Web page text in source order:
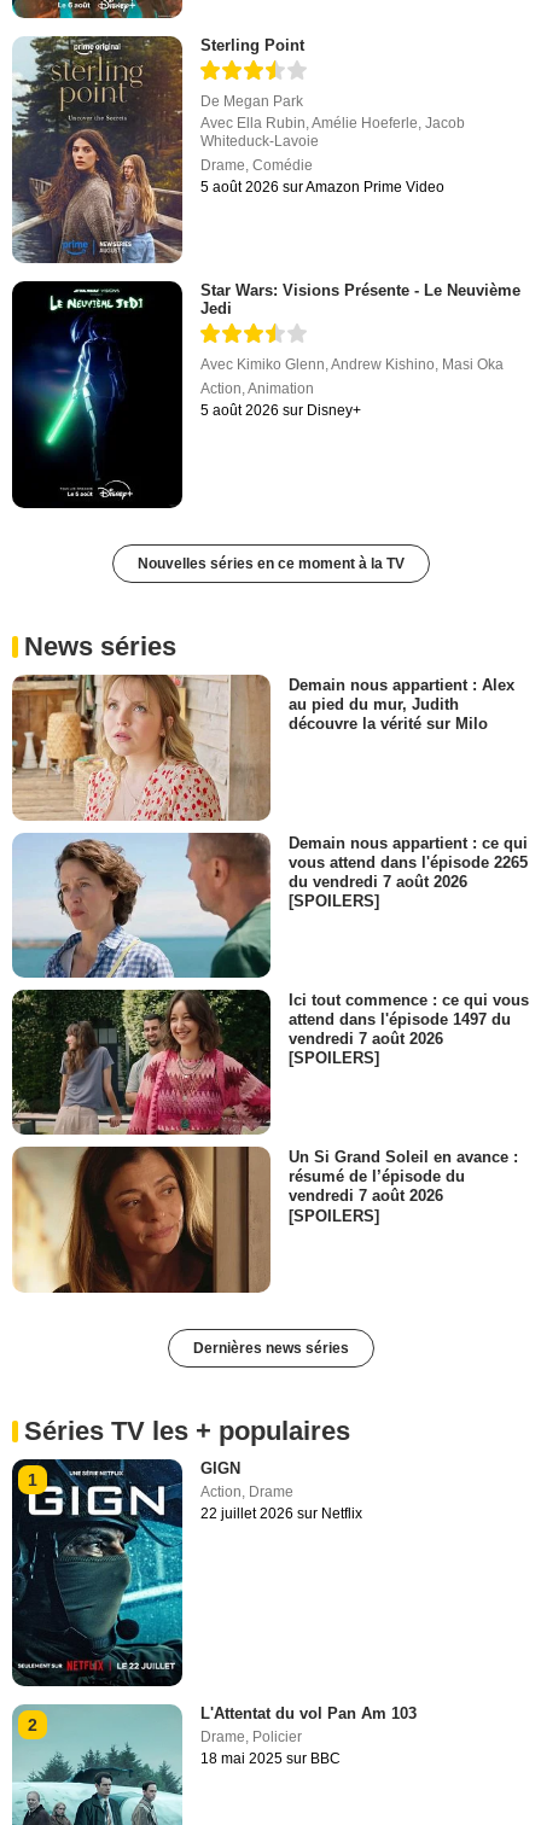
Sterling Point
De Megan Park
Avec Ella Rubin ,Amélie Hoeferle ,Jacob
Whiteduck-Lavoie
Drame ,Comédie
5 août 2026 sur Amazon Prime Video
Star Wars: Visions Présente - Le Neuvième
Jedi
Avec Kimiko Glenn,Andrew Kishino, Masi Oka
Action,Animation
5 août 2026 sur Disney+
Nouvelles séries en ce moment à la TV
News séries
Demain nous appartient : Alex
au pied du mur, Judith
découvre la vérité sur Milo
Demain nous appartient : ce qui
vous attend dans l'épisode 2265
du vendredi 7 août 2026
[SPOILERS]
Ici tout commence : ce qui vous
attend dans l'épisode 1497 du
vendredi 7 août 2026
[SPOILERS]
Un Si Grand Soleil en avance :
résumé de l’épisode du
vendredi 7 août 2026
[SPOILERS]
Dernières news séries
Séries TV les + populaires
1
GIGN
Action Drame
22 juillet 2026 sur Netflix
2
L'Attentat du vol Pan Am 103
Drame, Policier
18 mai 2025 sur BBC